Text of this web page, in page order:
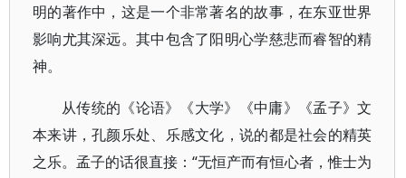
明的著作中，这是一个非常著名的故事，在东亚世界
影响尤其深远。其中包含了阳明心学慈悲而睿智的精
神。
从传统的《论语》《大学》《中庸》《孟子》文
本来讲，孔颜乐处、乐感文化，说的都是社会的精英
之乐。孟子的话很直接：“无恒产而有恒心者，惟士为